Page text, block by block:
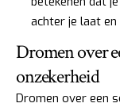
achter je laat
Dromen over
onzekerheid
Dromen over een